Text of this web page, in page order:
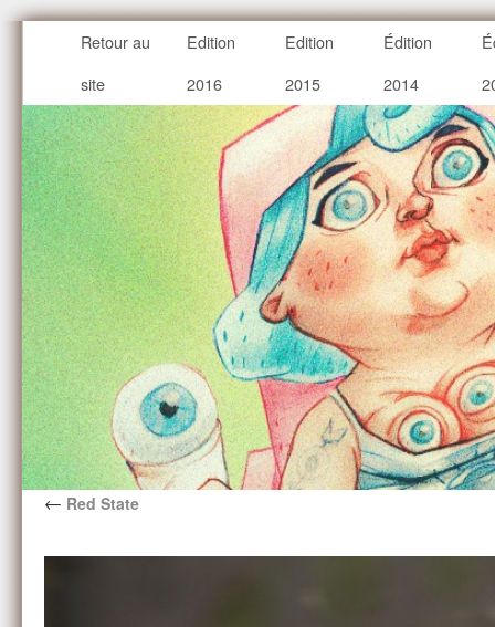
Retour au
site
Edition
2016
Edition
2015
Édition
2014
← Red State